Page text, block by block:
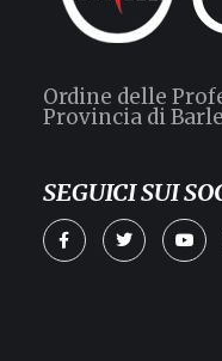
Ordine delle
Provincia di
SEGUICI SUI